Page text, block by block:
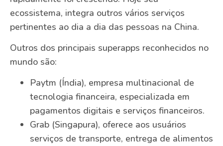
ecossistema, integra outros vários serviços
pertinentes ao dia a dia das pessoas na China.
Outros dos principais superapps reconhecidos no
mundo são:
Paytm (Índia), empresa multinacional de
tecnologia financeira, especializada em
pagamentos digitais e serviços financeiros.
Grab (Singapura), oferece aos usuários
serviços de transporte, entrega de alimentos